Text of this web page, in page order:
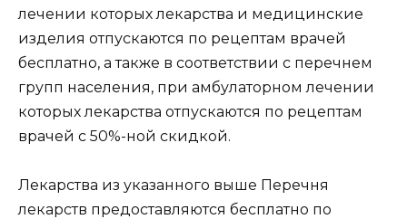
лечении которых лекарства и медицинские
изделия отпускаются по рецептам врачей
бесплатно, а также в соответствии с перечнем
групп населения, при амбулаторном лечении
которых лекарства отпускаются по рецептам
врачей с 50%-ной скидкой.
Лекарства из указанного выше Перечня
лекарств предоставляются бесплатно по